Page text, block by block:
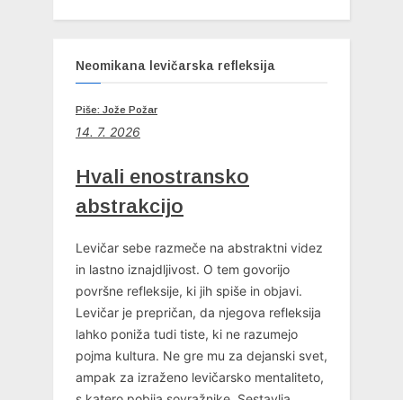
Neomikana levičarska refleksija
Piše: Jože Požar
14. 7. 2026
Hvali enostransko
abstrakcijo
Levičar sebe razmeče na abstraktni videz
in lastno iznajdljivost. O tem govorijo
površne refleksije, ki jih spiše in objavi.
Levičar je prepričan, da njegova refleksija
lahko poniža tudi tiste, ki ne razumejo
pojma kultura. Ne gre mu za dejanski svet,
ampak za izraženo levičarsko mentaliteto,